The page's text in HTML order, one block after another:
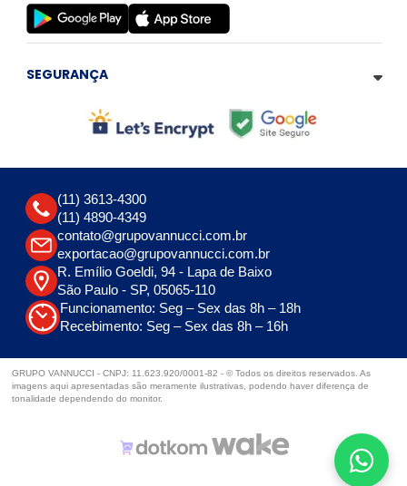
SEGURANÇA
(11) 3613-4300
(11) 4890-4349
contato@grupovannucci.com.br
exportacao@grupovannucci.com.br
R. Emílio Goeldi, 94 - Lapa de Baixo
São Paulo - SP, 05065-110
Funcionamento: Seg – Sex das 8h – 18h
Recebimento: Seg – Sex das 8h – 16h
GRUPO VANNUCCI - CNPJ: 11.623.920/0001-82 - © Todos os direitos reservados. As
imagens aqui apresentadas são meramente ilustrativas, podendo haver diferença de
tonalidade dependendo do monitor.